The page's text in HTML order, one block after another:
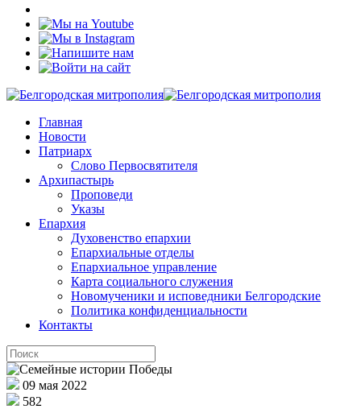
Главная
Новости
Патриарх
Слово Первосвятителя
Архипастырь
Проповеди
Указы
Епархия
Духовенство епархии
Епархиальные отделы
Епархиальное управление
Карта социального служения
Новомученики и исповедники Белгородские
Политика конфиденциальности
Контакты
09 мая 2022
582